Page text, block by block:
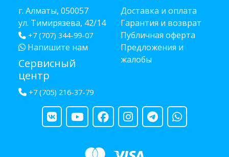
г. Алматы, 050057
ул. Тимирязева, 42/14
+7 (707) 344-99-07
Напишите нам
Сервисный
центр
+7 (705) 216-37-79
Доставка и оплата
Гарантия и возврат
Публичная оферта
Предложения и
жалобы